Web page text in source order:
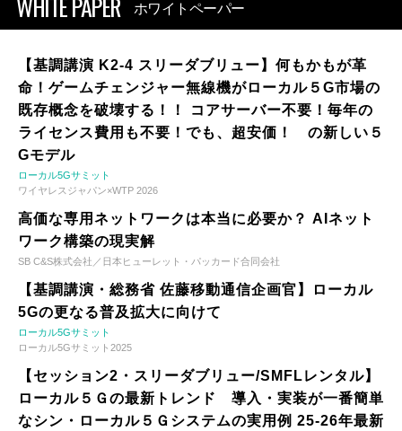
ホワイトペーパー
【基調講演 K2-4 スリーダブリュー】何もかもが革
命！ゲームチェンジャー無線機がローカル５G市場の
既存概念を破壊する！！ コアサーバー不要！毎年の
ライセンス費用も不要！でも、超安価！ の新しい５
Gモデル
ローカル5Gサミット
ワイヤレスジャパン×WTP 2026
高価な専用ネットワークは本当に必要か？ AIネット
ワーク構築の現実解
SB C&S株式会社／日本ヒューレット・パッカード合同会社
【基調講演・総務省 佐藤移動通信企画官】ローカル
5Gの更なる普及拡大に向けて
ローカル5Gサミット
ローカル5Gサミット2025
【セッション2・スリーダブリュー/SMFLレンタル】
ローカル５Ｇの最新トレンド 導入・実装が一番簡単
なシン・ローカル５Ｇシステムの実用例 25-26年最新